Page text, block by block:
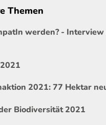
Themen
werden? - Interview
2021: 77 Hektar
Biodiversität 2021